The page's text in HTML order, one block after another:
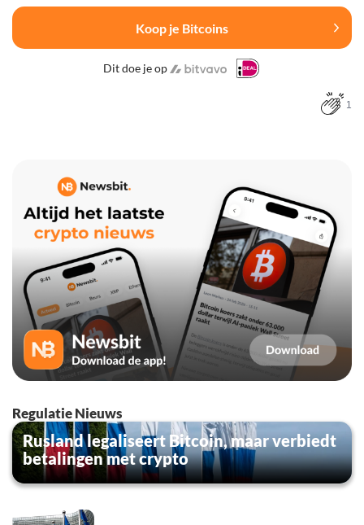
Koop je Bitcoins
Dit doe je op
1
Regulatie Nieuws
Rusland legaliseert Bitcoin, maar verbiedt
betalingen met crypto